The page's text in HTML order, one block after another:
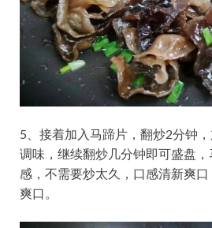
5、接着加入马蹄片，翻炒2分钟
调味，继续翻炒几分钟即可盛盘
感，不需要炒太久，口感清新爽
爽口。